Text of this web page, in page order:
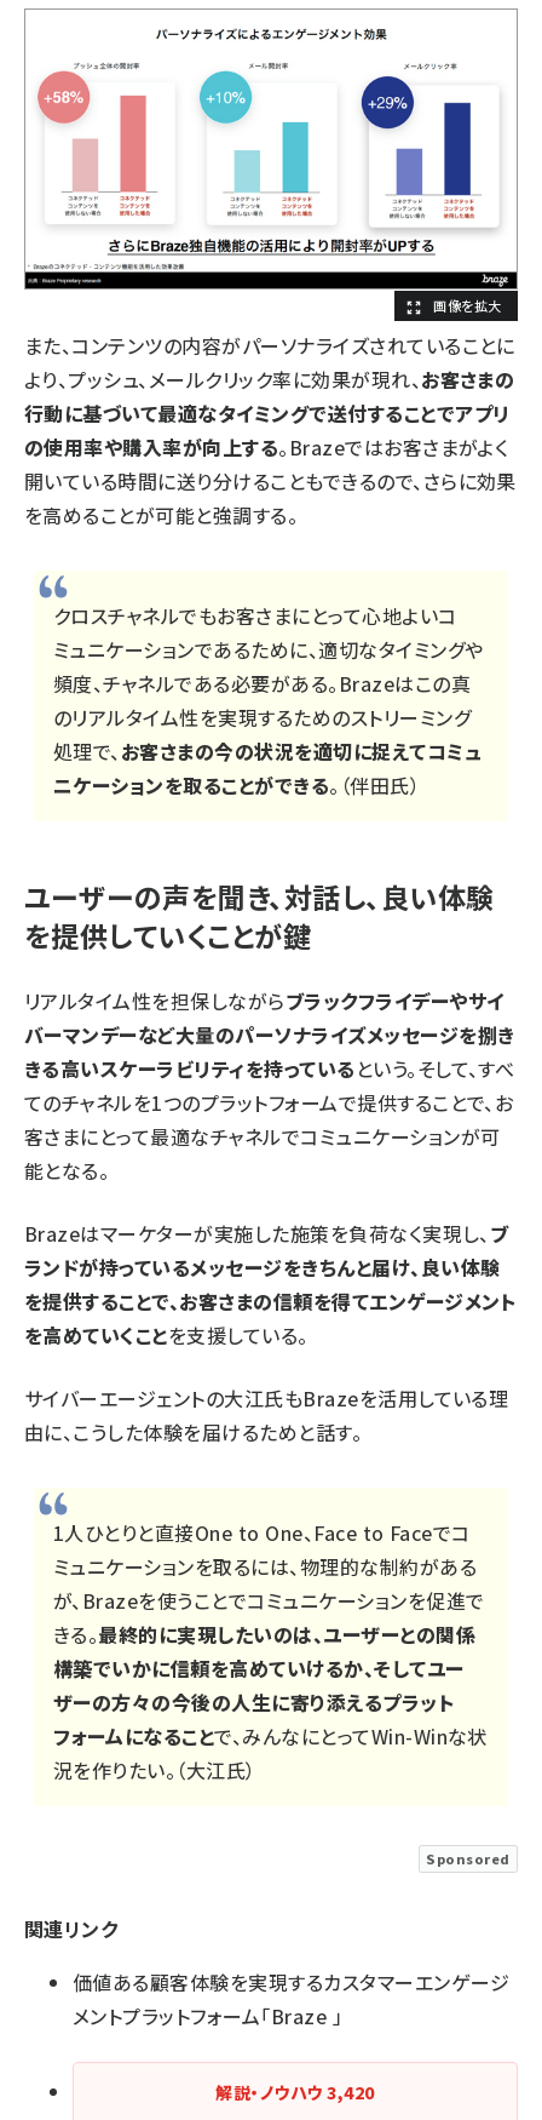
また、コンテンツの内容がパーソナライズされていることに
より、プッシュ、メールクリック率に効果が現れ、お客さまの
行動に基づいて最適なタイミングで送付することでアプリ
の使用率や購入率が向上する。Brazeではお客さまがよく
開いている時間に送り分けることもできるので、さらに効果
を高めることが可能と強調する。
クロスチャネルでもお客さまにとって心地よいコ
ミュニケーションであるために、適切なタイミングや
頻度、チャネルである必要がある。Brazeはこの真
のリアルタイム性を実現するためのストリーミング
処理で、 お客さまの今の状況を適切に捉えてコミュ
ニケーションを取ることができる。（伴田氏）
ユーザーの声を聞き、対話し、良い体験
を提供していくことが鍵
リアルタイム性を担保しながらブラックフライデーやサイ
バーマンデーなど大量のパーソナライズメッセージを捌き
きる高いスケーラビリティを持っている という。そして、すべ
てのチャネルを1つのプラットフォームで提供することで、お
客さまにとって最適なチャネルでコミュニケーションが可
能となる。
Brazeはマーケターが実施した施策を負荷なく実現し、 ブ
ランドが持っているメッセージをきちんと届け、良い体験
を提供することで、お客さまの信頼を得てエンゲージメント
を高めていくことを支援している。
サイバーエージェントの大江氏もBrazeを活用している理
由に、こうした体験を届けるためと話す。
1人ひとりと直接One to One、Face to Faceでコ
ミュニケーションを取るには、物理的な制約がある
が、Brazeを使うことでコミュニケーションを促進で
きる。最終的に実現したいのは、ユーザーとの関係
構築でいかに信頼を高めていけるか、そしてユー
ザーの方々の今後の人生に寄り添えるプラット
フォームになることで、みんなにとってWin-Winな状
況を作りたい。（大江氏）
Sponsored
関連リンク
価値ある顧客体験を実現するカスタマーエンゲージ
メントプラットフォーム「Braze 」
解説・ノウハウ3,420